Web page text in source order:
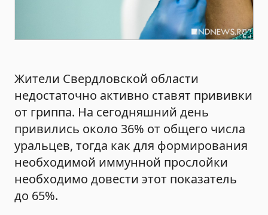
Жители Свердловской области
недостаточно активно ставят прививки
от гриппа. На сегодняшний день
привились около 36% от общего числа
уральцев, тогда как для формирования
необходимой иммунной прослойки
необходимо довести этот показатель
до 65%.